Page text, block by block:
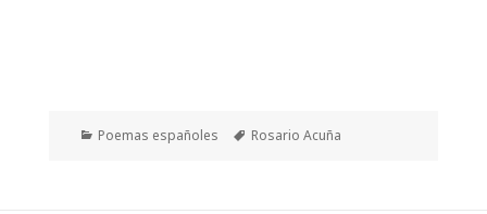
Categorías
Poemas españoles Etiquetas
Rosario Acuña